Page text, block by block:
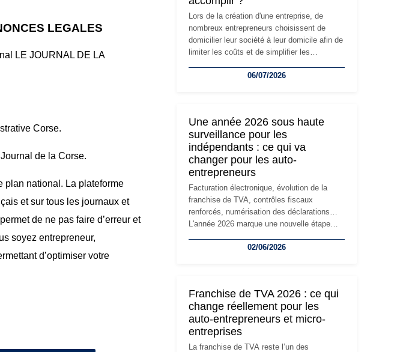
LEGALES
LE JOURNAL DE LA
Corse.
de la Corse.
plan national. La plateforme
et sur tous les journaux et
de ne pas faire d’erreur et
soyez entrepreneur,
d’optimiser votre
Lors de la création d'une entreprise, de
nombreux entrepreneurs choisissent de
domicilier leur société à leur domicile afin de
limiter les coûts et de simplifier les
l'activité, cette solution peut rapidement
siège social répond souvent à une nouvelle
étape de la vie de l'entreprise et implique
plusieurs formalités obligatoires.
06/07/2026
Une année 2026 sous haute
surveillance pour les
indépendants : ce qui va
changer pour les auto-
entrepreneurs
Facturation électronique, évolution de la
franchise de TVA, contrôles fiscaux
renforcés, numérisation des déclarations…
L'année 2026 marque une nouvelle étape
travailleurs indépendants. Si le régime de la
réglementaire plus exigeant. Décryptage des
principaux changements et des précautions
à prendre pour éviter les mauvaises
surprises.
02/06/2026
Franchise de TVA 2026 : ce qui
change réellement pour les
auto-entrepreneurs et micro-
entreprises
La franchise de TVA reste l’un des